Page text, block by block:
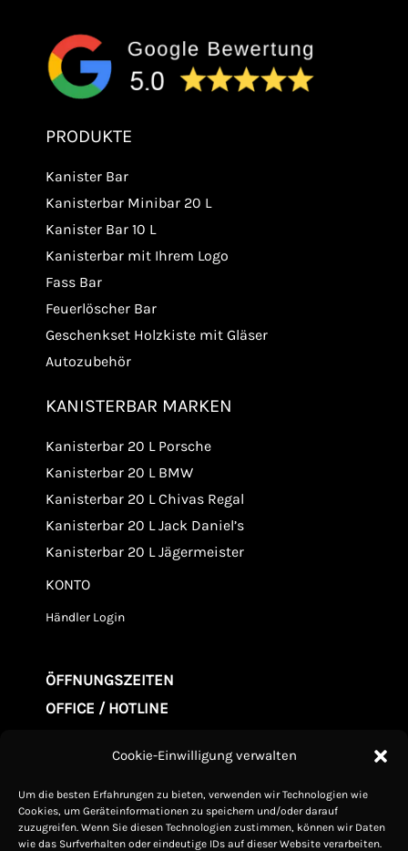
Cookie-Einwilligung verwalten
Um die besten Erfahrungen zu bieten, verwenden wir Technologien wie
Cookies, um Geräteinformationen zu speichern und/oder darauf
zuzugreifen. Wenn Sie diesen Technologien zustimmen, können wir Daten
wie das Surfverhalten oder eindeutige IDs auf dieser Website verarbeiten.
PRODUKTE
Kanister Bar
Kanisterbar Minibar 20 L
Kanister Bar 10 L
Kanisterbar mit Ihrem Logo
Fass Bar
Feuerlöscher Bar
Geschenkset Holzkiste mit Gläser
Autozubehör
KANISTERBAR MARKEN
Kanisterbar 20 L Porsche
Kanisterbar 20 L BMW
Kanisterbar 20 L Chivas Regal
Kanisterbar 20 L Jack Daniel’s
Kanisterbar 20 L Jägermeister
KONTO
Händler Login
ÖFFNUNGSZEITEN
OFFICE / HOTLINE
Mo. - Fr. 09.00-20:00
Sonntag Geschlossen